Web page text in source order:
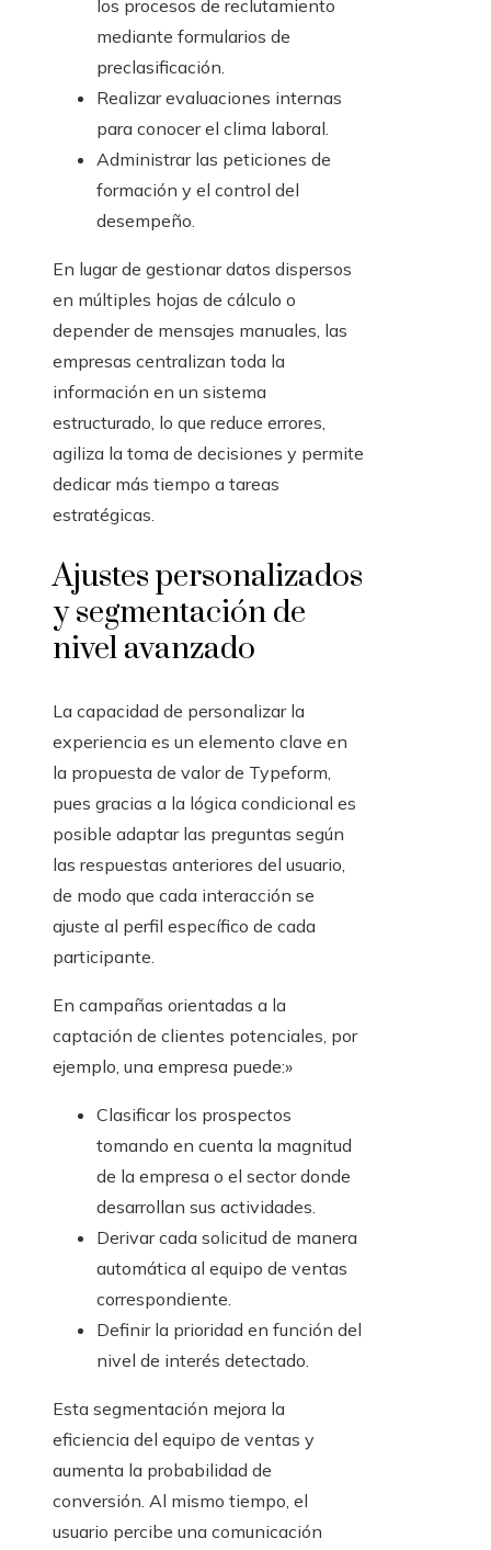
los procesos de reclutamiento
mediante formularios de
preclasificación.
Realizar evaluaciones internas
para conocer el clima laboral.
Administrar las peticiones de
formación y el control del
desempeño.
En lugar de gestionar datos dispersos
en múltiples hojas de cálculo o
depender de mensajes manuales, las
empresas centralizan toda la
información en un sistema
estructurado, lo que reduce errores,
agiliza la toma de decisiones y permite
dedicar más tiempo a tareas
estratégicas.
Ajustes personalizados
y segmentación de
nivel avanzado
La capacidad de personalizar la
experiencia es un elemento clave en
la propuesta de valor de Typeform,
pues gracias a la lógica condicional es
posible adaptar las preguntas según
las respuestas anteriores del usuario,
de modo que cada interacción se
ajuste al perfil específico de cada
participante.
En campañas orientadas a la
captación de clientes potenciales, por
ejemplo, una empresa puede:»
Clasificar los prospectos
tomando en cuenta la magnitud
de la empresa o el sector donde
desarrollan sus actividades.
Derivar cada solicitud de manera
automática al equipo de ventas
correspondiente.
Definir la prioridad en función del
nivel de interés detectado.
Esta segmentación mejora la
eficiencia del equipo de ventas y
aumenta la probabilidad de
conversión. Al mismo tiempo, el
usuario percibe una comunicación